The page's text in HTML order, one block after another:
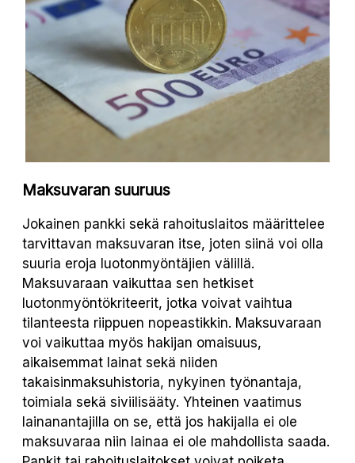
Maksuvaran suuruus
Jokainen pankki sekä rahoituslaitos määrittelee
tarvittavan maksuvaran itse, joten siinä voi olla
suuria eroja luotonmyöntäjien välillä.
Maksuvaraan vaikuttaa sen hetkiset
luotonmyöntökriteerit, jotka voivat vaihtua
tilanteesta riippuen nopeastikkin. Maksuvaraan
voi vaikuttaa myös hakijan omaisuus,
aikaisemmat lainat sekä niiden
takaisinmaksuhistoria, nykyinen työnantaja,
toimiala sekä siviilisääty. Yhteinen vaatimus
lainanantajilla on se, että jos hakijalla ei ole
maksuvaraa niin lainaa ei ole mahdollista saada.